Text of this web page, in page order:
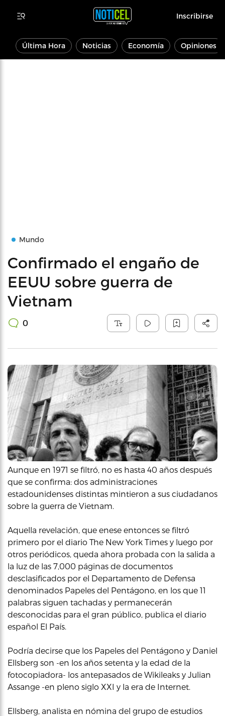
Inscribirse
Última Hora Noticias Economía Opiniones
Mundo
Confirmado el engaño de
EEUU sobre guerra de
Vietnam
0
Aunque en 1971 se filtró, no es hasta 40 años después
que se confirma: dos administraciones
estadounidenses distintas mintieron a sus ciudadanos
sobre la guerra de Vietnam.
Aquella revelación, que enese entonces se filtró
primero por el diario The New York Times y luego por
otros periódicos, queda ahora probada con la salida a
la luz de las 7,000 páginas de documentos
desclasificados por el Departamento de Defensa
denominados Papeles del Pentágono, en los que 11
palabras siguen tachadas y permanecerán
desconocidas para el gran público, publica el diario
español El País.
Podría decirse que los Papeles del Pentágono y Daniel
Ellsberg son -en los años setenta y la edad de la
fotocopiadora- los antepasados de Wikileaks y Julian
Assange -en pleno siglo XXI y la era de Internet.
Ellsberg, analista en nómina del grupo de estudios